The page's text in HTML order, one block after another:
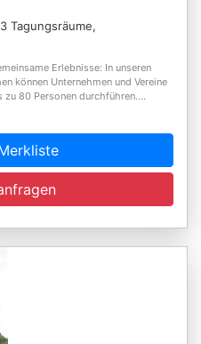
Tagungsräume,
Erlebnisse: In unseren
können Unternehmen und Vereine
zu 80 Personen durchführen....